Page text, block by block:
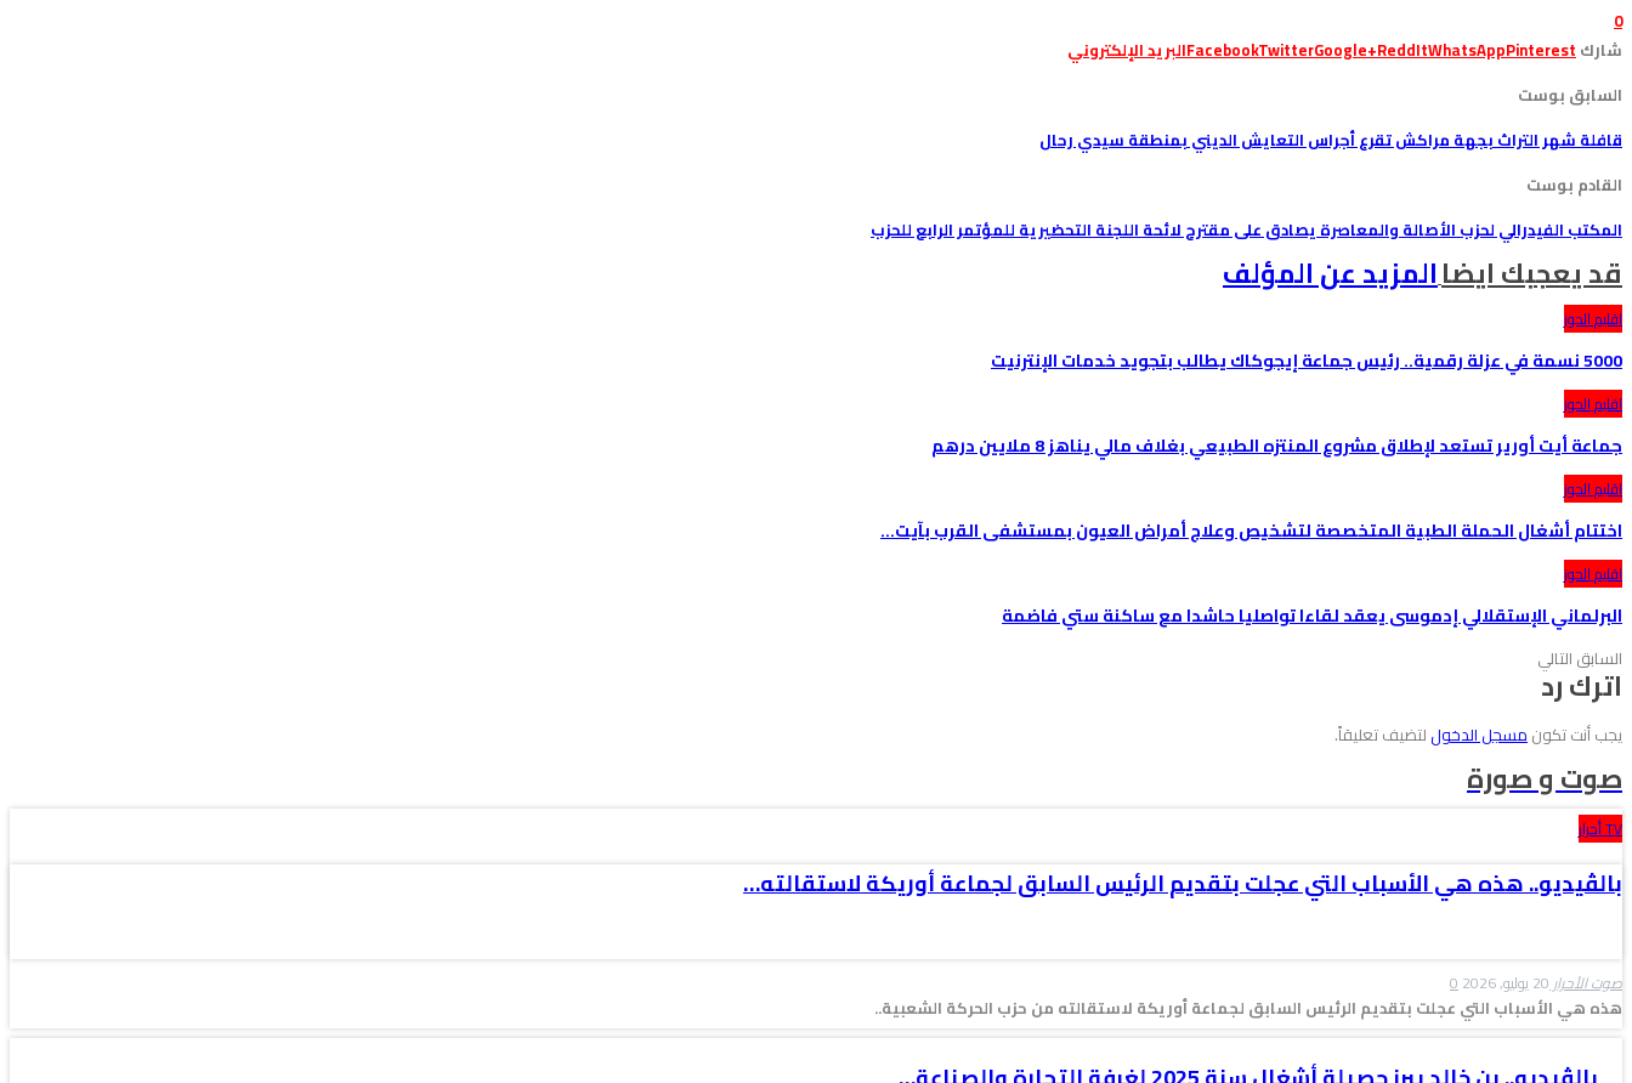
0
شارك
FacebookTwitterGoogle+ReddItWhatsAppPinterest
البريد الإلكتروني
السابق بوست
قافلة شهر التراث بجهة مراكش تقرع أجراس التعايش الديني بمنطقة سيدي رحال
القادم بوست
المكتب الفيدرالي لحزب الأصالة والمعاصرة يصادق على مقترح لائحة اللجنة التحضيرية للمؤتمر الرابع للحزب
قد يعجبك ايضاالمزيد عن المؤلف
اقليم الحوز
5000 نسمة في عزلة رقمية.. رئيس جماعة إيجوكاك يطالب بتجويد خدمات الإنترنيت
اقليم الحوز
جماعة أيت أورير تستعد لإطلاق مشروع المنتزه الطبيعي بغلاف مالي يناهز 8 ملايين درهم
اقليم الحوز
اختتام أشغال الحملة الطبية المتخصصة لتشخيص وعلاج أمراض العيون بمستشفى القرب بآيت…
اقليم الحوز
البرلماني الإستقلالي إدموسى يعقد لقاءا تواصليا حاشدا مع ساكنة ستي فاضمة
السابق التالي
اترك رد
يجب أنت تكون مسجل الدخول لتضيف تعليقاً.
صوت و صورة
TV أحرار
بالڤيديو.. هذه هي الأسباب التي عجلت بتقديم الرئيس السابق لجماعة أوريكة لاستقالته…
صوت الأحرار20 يوليو, 2026 0
هذه هي الأسباب التي عجلت بتقديم الرئيس السابق لجماعة أوريكة لاستقالته من حزب الحركة الشعبية..